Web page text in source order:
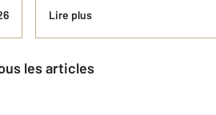
Lire plus
les articles